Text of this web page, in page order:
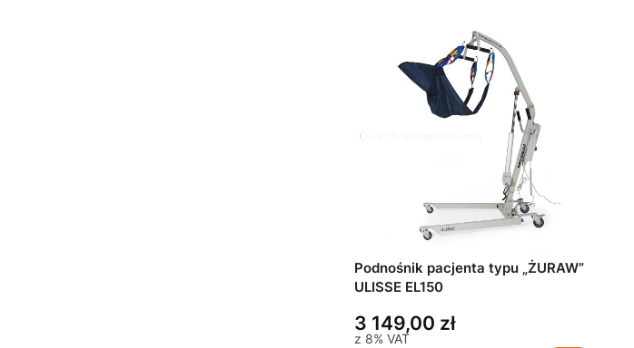
Do 95% dofinansowania
Podnośnik pacjenta typu „ŻURAW”
ULISSE EL150
3 149,00 zł
z 8% VAT